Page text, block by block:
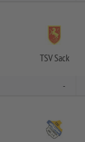
TSV Sack
-